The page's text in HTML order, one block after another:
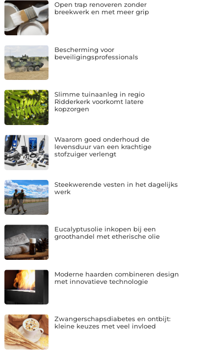
Open trap renoveren zonder
breekwerk en met meer grip
Bescherming voor
beveiligingsprofessionals
Slimme tuinaanleg in regio
Ridderkerk voorkomt latere
kopzorgen
Waarom goed onderhoud de
levensduur van een krachtige
stofzuiger verlengt
Steekwerende vesten in het dagelijks
werk
Eucalyptusolie inkopen bij een
groothandel met etherische olie
Moderne haarden combineren design
met innovatieve technologie
Zwangerschapsdiabetes en ontbijt:
kleine keuzes met veel invloed